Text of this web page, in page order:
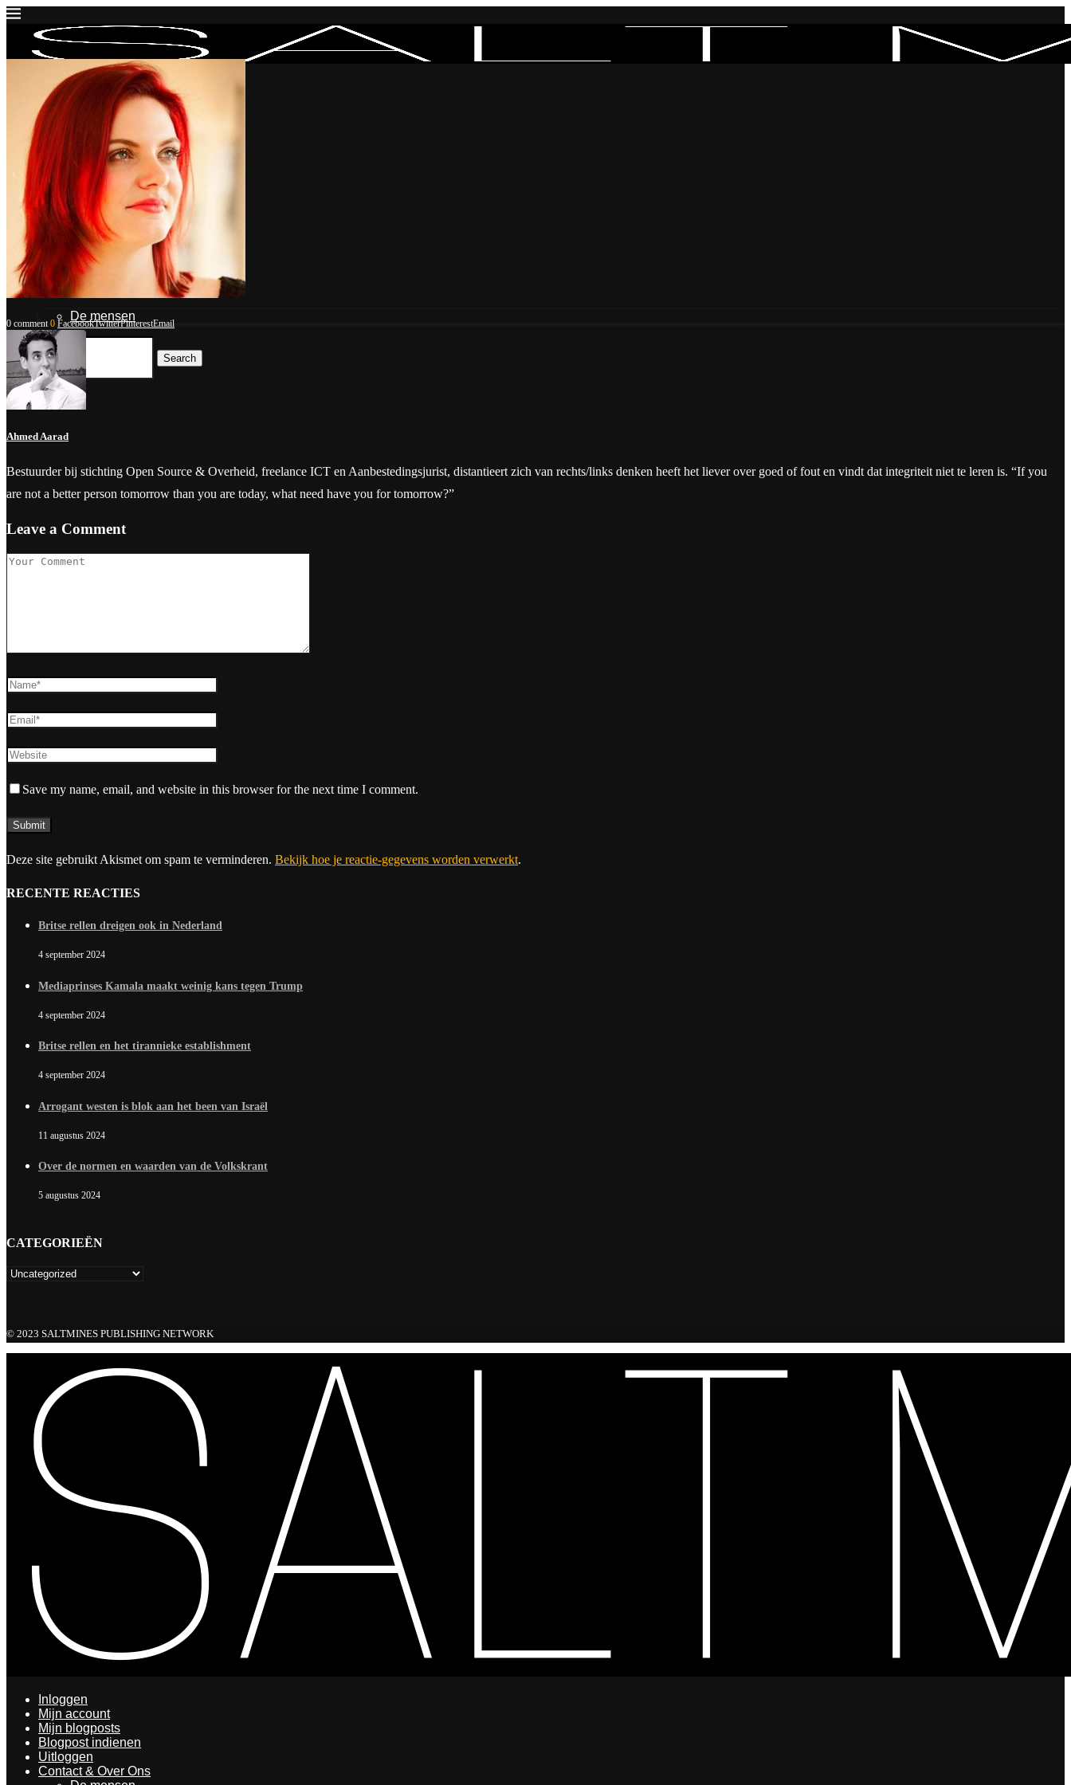
Inloggen
Mijn account
Mijn blogposts
Blogpost indienen
Uitloggen
Contact & Over Ons
De mensen
Search
0 comment 0 FacebookTwitterPinterestEmail
Ahmed Aarad
Bestuurder bij stichting Open Source & Overheid, freelance ICT en Aanbestedingsjurist, distantieert zich van rechts/links denken heeft het liever over goed of fout en vindt dat integriteit niet te leren is. “If you
are not a better person tomorrow than you are today, what need have you for tomorrow?”
Leave a Comment
Save my name, email, and website in this browser for the next time I comment.
Deze site gebruikt Akismet om spam te verminderen. Bekijk hoe je reactie-gegevens worden verwerkt.
RECENTE REACTIES
Britse rellen dreigen ook in Nederland
4 september 2024
Mediaprinses Kamala maakt weinig kans tegen Trump
4 september 2024
Britse rellen en het tirannieke establishment
4 september 2024
Arrogant westen is blok aan het been van Israël
11 augustus 2024
Over de normen en waarden van de Volkskrant
5 augustus 2024
CATEGORIEËN
© 2023 SALTMINES PUBLISHING NETWORK
Inloggen
Mijn account
Mijn blogposts
Blogpost indienen
Uitloggen
Contact & Over Ons